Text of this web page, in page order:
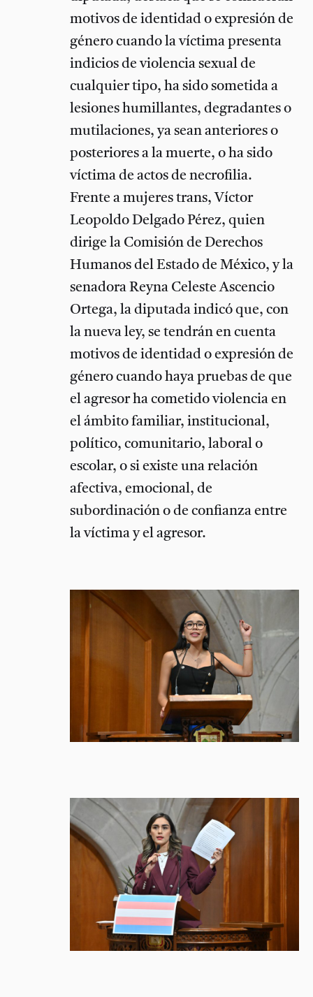
motivos de identidad o expresión de
género cuando la víctima presenta
indicios de violencia sexual de
cualquier tipo, ha sido sometida a
lesiones humillantes, degradantes o
mutilaciones, ya sean anteriores o
posteriores a la muerte, o ha sido
víctima de actos de necrofilia.
Frente a mujeres trans, Víctor
Leopoldo Delgado Pérez, quien
dirige la Comisión de Derechos
Humanos del Estado de México, y la
senadora Reyna Celeste Ascencio
Ortega, la diputada indicó que, con
la nueva ley, se tendrán en cuenta
motivos de identidad o expresión de
género cuando haya pruebas de que
el agresor ha cometido violencia en
el ámbito familiar, institucional,
político, comunitario, laboral o
escolar, o si existe una relación
afectiva, emocional, de
subordinación o de confianza entre
la víctima y el agresor.